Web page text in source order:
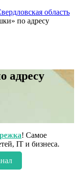
область
по адресу
адресу
! Самое
IT и бизнеса.